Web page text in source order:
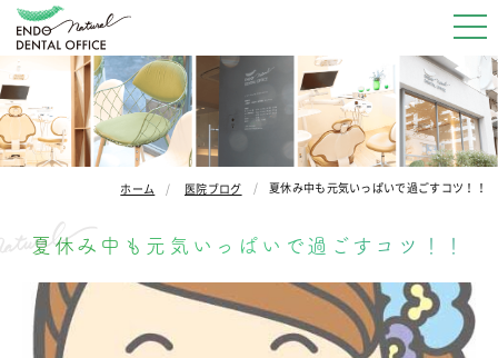
ホーム 医院ブログ 夏休み中も元気いっぱいで過ごすコツ！！
夏休み中も元気いっぱいで過ごすコツ！！